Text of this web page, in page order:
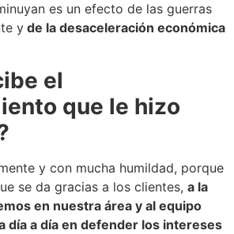
es un efecto de las guerras
y de la desaceleración económica
el
que le hizo
y con mucha humildad, porque
se da gracias a los clientes, a la
en nuestra área y al equipo
día a día en defender los intereses